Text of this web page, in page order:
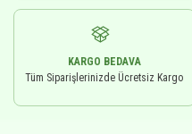
KARGO BEDAVA
Tüm Siparişlerinizde Ücretsiz Kargo